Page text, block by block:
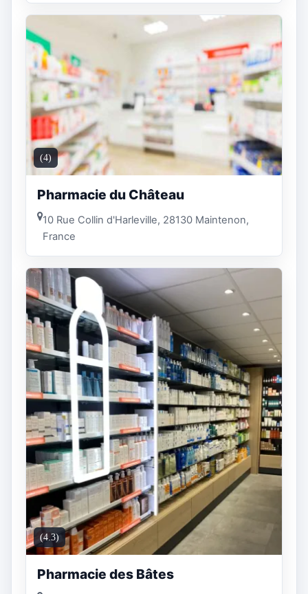
(4)
Pharmacie du Château
10 Rue Collin d'Harleville, 28130 Maintenon,
France
(4.3)
Pharmacie des Bâtes